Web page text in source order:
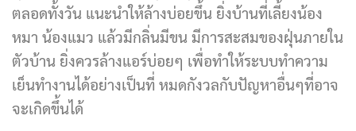
ตลอดทั้งวัน แนะนำให้ล้างบ่อยขึ้น ยิ่งบ้านที่เลี้ยงน้อง
หมา น้องแมว แล้วมีกลิ่นมีขน มีการสะสมของฝุ่นภายใน
ตัวบ้าน ยิ่งควรล้างแอร์บ่อยๆ เพื่อทำให้ระบบทำความ
เย็นทำงานได้อย่างเป็นที่ หมดกังวลกับปัญหาอื่นๆที่อาจ
จะเกิดขึ้นได้